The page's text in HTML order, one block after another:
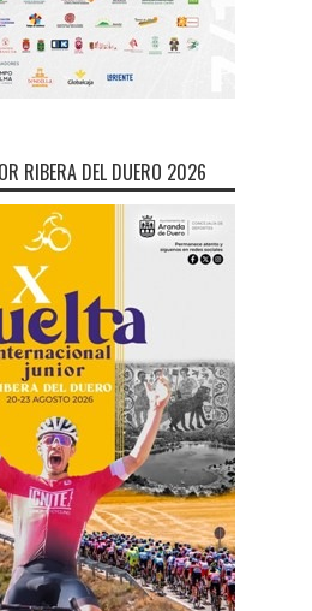
RIBERA DEL DUERO 2026